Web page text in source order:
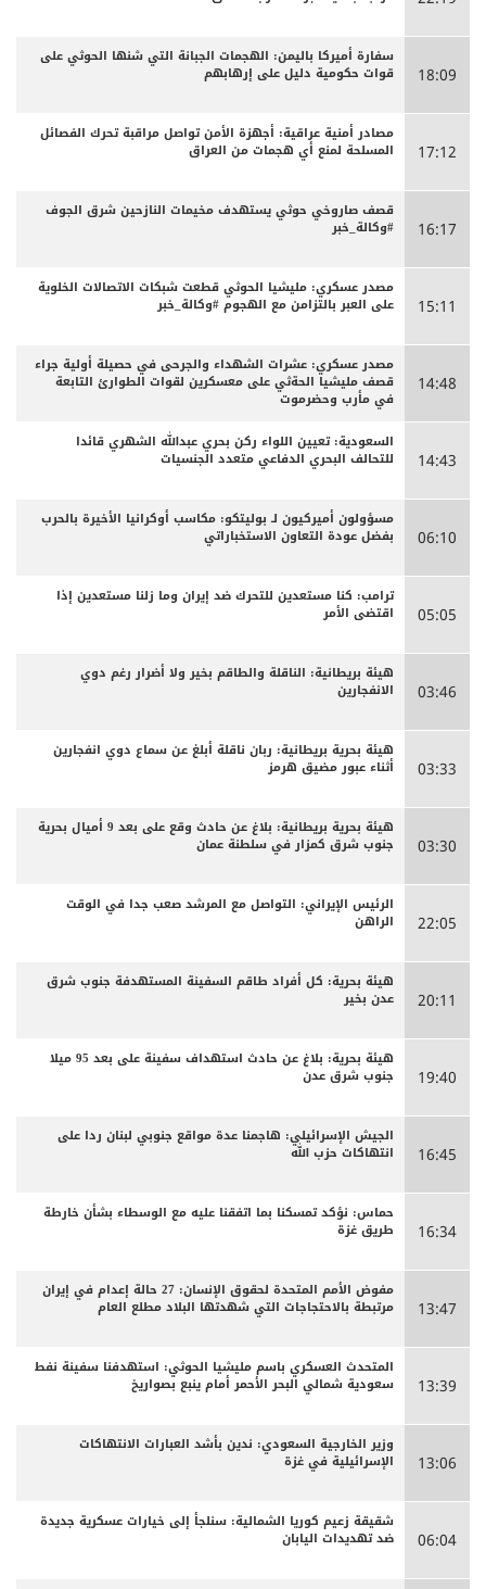
18:09
سفارة أميركا باليمن: الهجمات الجبانة التي شنها الحوثي على
قوات حكومية دليل على إرهابهم
17:12
مصادر أمنية عراقية: أجهزة الأمن تواصل مراقبة تحرك الفصائل
المسلحة لمنع أي هجمات من العراق
16:17
قصف صاروخي حوثي يستهدف مخيمات النازحين شرق الجوف
#وكالة_خبر
15:11
مصدر عسكري: مليشيا الحوثي قطعت شبكات الاتصالات الخلوية
على العبر بالتزامن مع الهجوم #وكالة_خبر
14:48
مصدر عسكري: عشرات الشهداء والجرحى ‏في حصيلة أولية جراء
قصف مليشيا الحةثي على معسكرين لقوات الطوارئ التابعة
في مأرب وحضرموت
14:43
السعودية: تعيين اللواء ركن بحري عبدالله الشهري قائدا
للتحالف البحري الدفاعي متعدد الجنسيات
06:10
مسؤولون أميركيون لـ بوليتكو: مكاسب أوكرانيا الأخيرة بالحرب
بفضل عودة التعاون الاستخباراتي
05:05
ترامب: كنا مستعدين للتحرك ضد إيران وما زلنا مستعدين إذا
اقتضى الأمر
03:46
هيئة بريطانية: الناقلة والطاقم بخير ولا أضرار رغم دوي
الانفجارين
03:33
هيئة بحرية بريطانية: ربان ناقلة أبلغ عن سماع دوي انفجارين
أثناء عبور مضيق هرمز
03:30
هيئة بحرية بريطانية: بلاغ عن حادث وقع على بعد 9 أميال بحرية
جنوب شرق كمزار في سلطنة عمان
22:05
الرئيس الإيراني: التواصل مع المرشد صعب جدا في الوقت
الراهن
20:11
هيئة بحرية: كل أفراد طاقم السفينة المستهدفة جنوب شرق
عدن بخير
19:40
هيئة بحرية: بلاغ عن حادث استهداف سفينة على بعد 95 ميلا
جنوب شرق عدن
16:45
الجيش الإسرائيلي: هاجمنا عدة مواقع جنوبي لبنان ردا على
انتهاكات حزب الله
16:34
حماس: نؤكد تمسكنا بما اتفقنا عليه مع الوسطاء بشأن خارطة
طريق غزة
13:47
مفوض الأمم المتحدة لحقوق الإنسان: 27 حالة إعدام في إيران
مرتبطة بالاحتجاجات التي شهدتها البلاد مطلع العام
13:39
المتحدث العسكري باسم مليشيا الحوثي: استهدفنا سفينة نفط
سعودية شمالي البحر الأحمر أمام ينبع بصواريخ
13:06
وزير الخارجية السعودي: ندين بأشد العبارات الانتهاكات
الإسرائيلية في غزة
06:04
شقيقة زعيم كوريا الشمالية: سنلجأ إلى خيارات عسكرية جديدة
ضد تهديدات اليابان